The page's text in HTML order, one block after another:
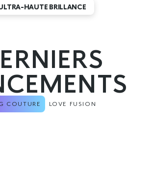
HAUTE BRILLANCE
COUTURE LOVE FUSION